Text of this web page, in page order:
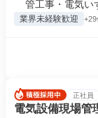
管工事・電気い
業界未経験歓迎 +29
正社員
電気設備現場管